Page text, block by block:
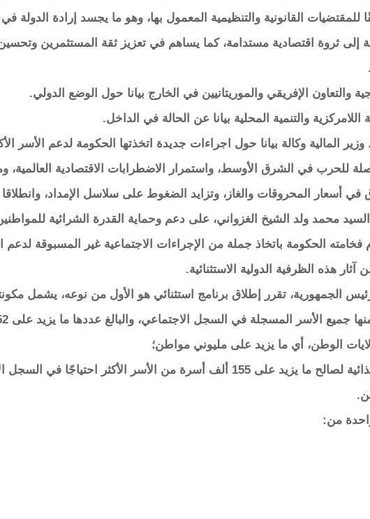
2 و7، وفقًا للمقتضيات القانونية والتنظيمية المعمول بها، وهو ما يجسد إرادة الدولة
إلى ثروة اقتصادية مستدامة، كما يساهم في تعزيز ثقة المستثمرين
والتعاون الإفريقي والموريتانيين في الخارج بيانا حول الوضع الدولي.
اللامركزية والتنمية المحلية بيانا عن الحالة في الداخل.
المالية وكالة بيانا حول اجراءات جديدة اتخذتها الحكومة لدعم الأسر
للحرب في الشرق الأوسط، واستمرار الاضطرابات الاقتصادية العالمية،
في أسعار المحروقات والغاز، وتزايد الضغوط على سلاسل الإمداد،
محمد ولد الشيخ الغزواني، على دعم وحماية القدرة الشرائية
الحكومة باتخاذ جملة من الإجراءات الاجتماعية غير المسبوقة لدعم
هذه الظرفية الدولية الاستثنائية.
الجمهورية، تقرر إطلاق برنامج استثنائي هو الأول من نوعه، يشمل
الوطن، أي ما يزيد على مليوني مواطن؛
* توزيعات عينية لسلات غذائية لصالح ما يزيد على 155 ألف أسرة من الأسر الأكثر احتياجًا
من: